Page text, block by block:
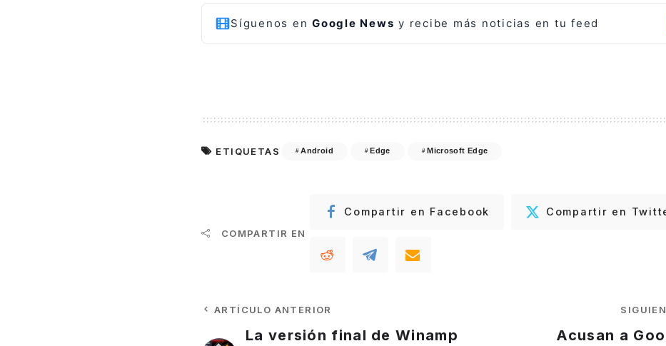
Síguenos en Google News y recibe más noticias en tu feed
ETIQUETAS Android Edge Microsoft Edge
COMPARTIR EN
Compartir en Facebook Compartir en
ARTÍCULO ANTERIOR
La versión final de Winamp
Acusan a